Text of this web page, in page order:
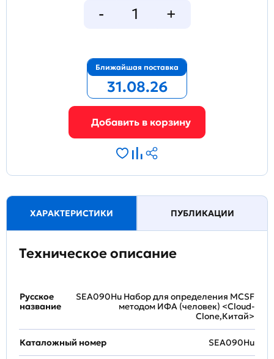
Ближайшая поставка
31.08.26
ХАРАКТЕРИСТИКИ ПУБЛИКАЦИИ
Техническое описание
Русское
название
SEA090Hu Набор для определения MCSF
методом ИФА (человек) <Cloud-
Clone,Китай>
Каталожный номер SEA090Hu